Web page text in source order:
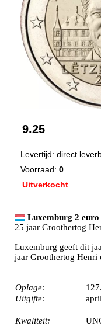
9.25
Levertijd: direct
Voorraad: 0
Uitverkocht
Luxemburg 2 euro
25 jaar Groothertog
Luxemburg geeft dit
jaar Groothertog Henri
Oplage:
Uitgifte:
Kwaliteit: